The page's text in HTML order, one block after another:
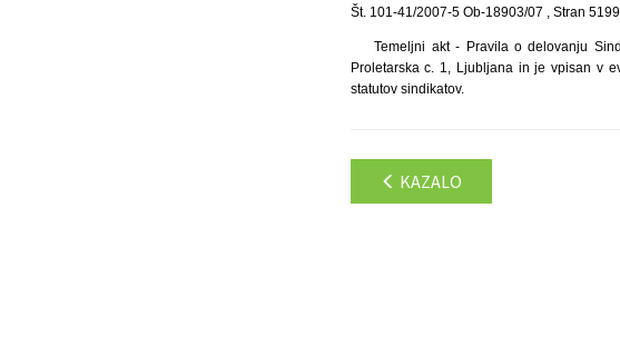
Št. 101-41/2007-5 Ob-18903/07 , Stran 5199
Temeljni akt - Pravila o delovanju
Proletarska c. 1, Ljubljana in je vpisan v
statutov sindikatov.
KAZALO